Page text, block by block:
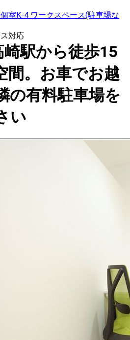
室K-4 ワークスペース(駐車場な
対応
崎駅から徒歩15
。お車でお越
の有料駐車場を
い